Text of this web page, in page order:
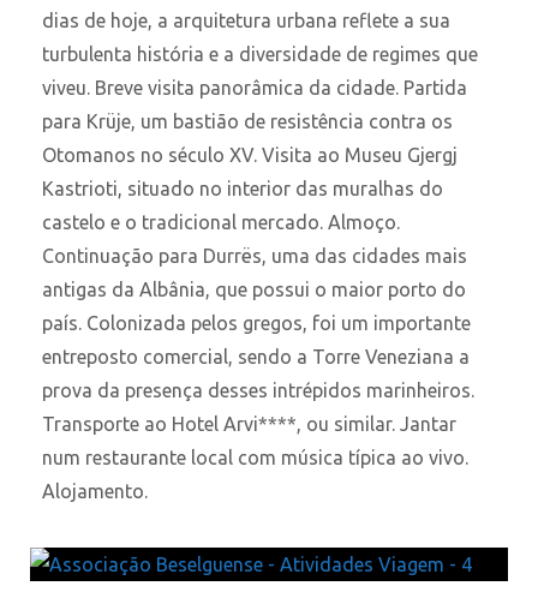
dias de hoje, a arquitetura urbana reflete a sua
turbulenta história e a diversidade de regimes que
viveu. Breve visita panorâmica da cidade. Partida
para Krüje, um bastião de resistência contra os
Otomanos no século XV. Visita ao Museu Gjergj
Kastrioti, situado no interior das muralhas do
castelo e o tradicional mercado. Almoço.
Continuação para Durrës, uma das cidades mais
antigas da Albânia, que possui o maior porto do
país. Colonizada pelos gregos, foi um importante
entreposto comercial, sendo a Torre Veneziana a
prova da presença desses intrépidos marinheiros.
Transporte ao Hotel Arvi****, ou similar. Jantar
num restaurante local com música típica ao vivo.
Alojamento.